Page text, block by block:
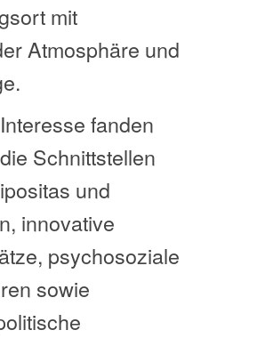
mit
Atmosphäre und
fanden
Schnittstellen
und
innovative
psychosoziale
sowie